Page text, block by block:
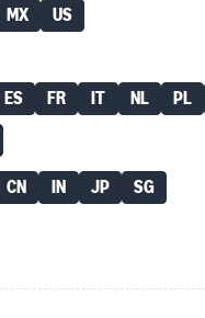
MX US
ES FR IT NL PL
CN IN JP SG